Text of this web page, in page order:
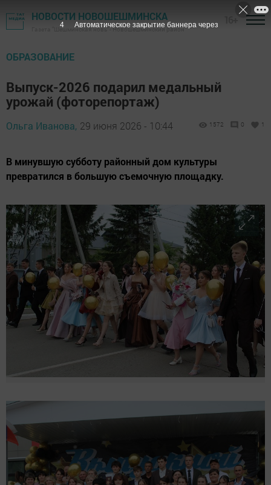
НОВОСТИ НОВОШЕШМИНСКА
Газета "Шешминская новь" - Новошешминский район
ОБРАЗОВАНИЕ
Выпуск-2026 подарил медальный
урожай (фоторепортаж)
Ольга Иванова, 29 июня 2026 - 10:44 1572 0 1
В минувшую субботу районный дом культуры
превратился в большую съемочную площадку.
3 Автоматическое закрытие баннера через